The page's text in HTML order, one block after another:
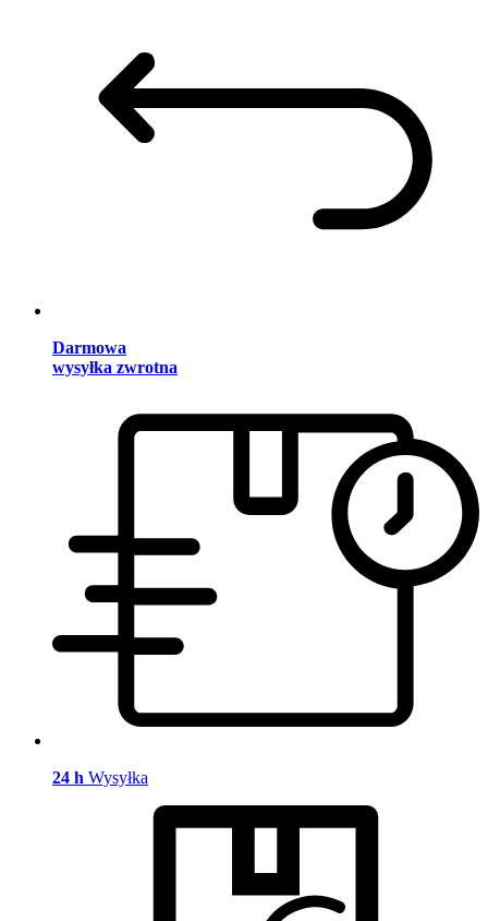
Darmowa
wysyłka zwrotna
24 h Wysyłka